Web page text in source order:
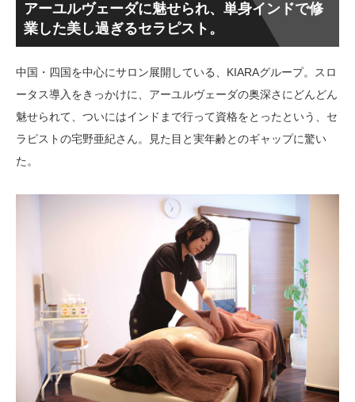
アーユルヴェーダに魅せられ、単身インドで修
業した美し過ぎるセラピスト。
中国・四国を中心にサロン展開している、KIARAグループ。スロ
ータス導入をきっかけに、アーユルヴェーダの奥深さにどんどん
魅せられて、ついにはインドまで行って資格をとったという、セ
ラピストの宅野亜紀さん。見た目と実年齢とのギャップに驚い
た。